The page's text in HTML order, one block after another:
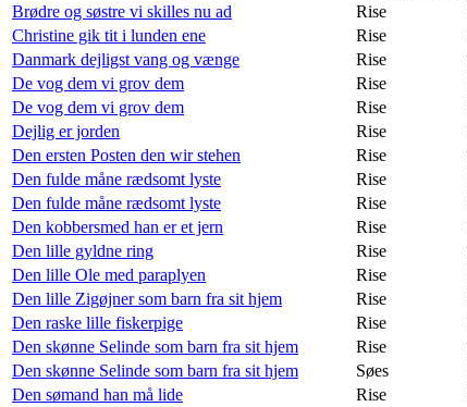
Brødre og søstre vi skilles nu ad
Rise
Christine gik tit i lunden ene
Rise
Danmark dejligst vang og vænge
Rise
De vog dem vi grov dem
Rise
De vog dem vi grov dem
Rise
Dejlig er jorden
Rise
Den ersten Posten den wir stehen
Rise
Den fulde måne rædsomt lyste
Rise
Den fulde måne rædsomt lyste
Rise
Den kobbersmed han er et jern
Rise
Den lille gyldne ring
Rise
Den lille Ole med paraplyen
Rise
Den lille Zigøjner som barn fra sit hjem
Rise
Den raske lille fiskerpige
Rise
Den skønne Selinde som barn fra sit hjem
Rise
Den skønne Selinde som barn fra sit hjem
Søes
Den sømand han må lide
Rise